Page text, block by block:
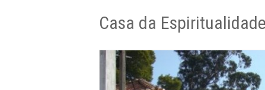
Casa da